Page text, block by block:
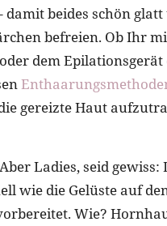
beides schön
befreien. Ob Ihr
dem
gereizte Haut
Ladies, seid gewiss:
wie die Gelüste auf
Wie?